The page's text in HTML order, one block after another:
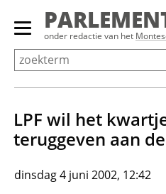
Overslaan
Primair
menu
tonen/verbergen
onder redactie van het
LPF wil het
teruggeven aan
dinsdag 4 juni 2002, 12:42